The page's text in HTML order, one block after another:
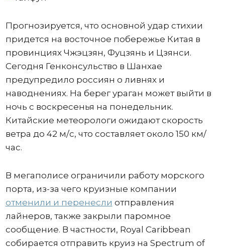
Прогнозируется, что основной удар стихии
придется на восточное побережье Китая в
провинциях Чжэцзян, Фуцзянь и Цзянси.
Сегодня Генконсульство в Шанхае
предупредило россиян о ливнях и
наводнениях. На берег ураган может выйти в
ночь с воскресенья на понедельник.
Китайские метеорологи ожидают скорость
ветра до 42 м/с, что составляет около 150 км/
час.
В мегаполисе ограничили работу морского
порта, из-за чего круизные компании
отменили и перенесли отправления
лайнеров, также закрыли паромное
сообщение. В частности, Royal Caribbean
собирается отправить круиз на Spectrum of